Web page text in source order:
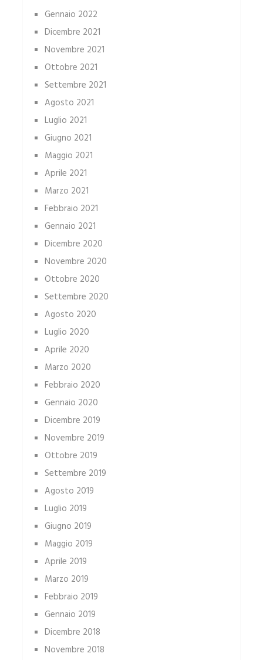
Gennaio 2022
Dicembre 2021
Novembre 2021
Ottobre 2021
Settembre 2021
Agosto 2021
Luglio 2021
Giugno 2021
Maggio 2021
Aprile 2021
Marzo 2021
Febbraio 2021
Gennaio 2021
Dicembre 2020
Novembre 2020
Ottobre 2020
Settembre 2020
Agosto 2020
Luglio 2020
Aprile 2020
Marzo 2020
Febbraio 2020
Gennaio 2020
Dicembre 2019
Novembre 2019
Ottobre 2019
Settembre 2019
Agosto 2019
Luglio 2019
Giugno 2019
Maggio 2019
Aprile 2019
Marzo 2019
Febbraio 2019
Gennaio 2019
Dicembre 2018
Novembre 2018